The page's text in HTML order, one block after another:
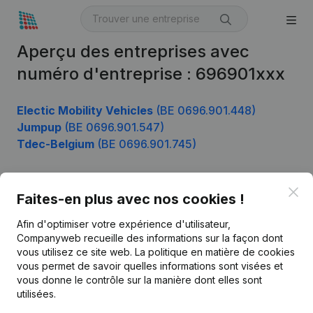
Aperçu des entreprises avec
numéro d'entreprise : 696901xxx
Electic Mobility Vehicles (BE 0696.901.448)
Jumpup (BE 0696.901.547)
Tdec-Belgium (BE 0696.901.745)
Faites-en plus avec nos cookies !
Afin d'optimiser votre expérience d'utilisateur,
Companyweb recueille des informations sur la façon dont
vous utilisez ce site web. La politique en matière de cookies
vous permet de savoir quelles informations sont visées et
vous donne le contrôle sur la manière dont elles sont
utilisées.
Français
Kantorenpark Everest
Produit
Informations d’entreprise
Monitoring
Recherche internationale